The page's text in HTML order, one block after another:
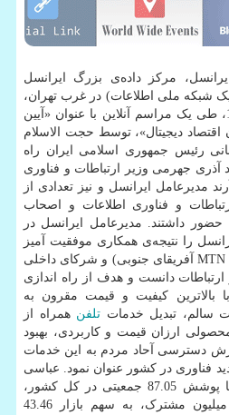
مرکز داده‌ی بزرگ ایرانسل
شبکه ملی اطلاعات) در غرب تهران،
بامداد پنجشنبه، 8 خرداد 1399، طی یک مراسم آنلاین با عنوان «آیین
اقتصاد دیجیتال»، توسط حجت الاسلام
رئیس جمهوری اسلامی ایران راه
جهرمی وزیر ارتباطات و فناوری
مدیرعامل ایرانسل و نیز تعدادی از
و فناوری اطلاعات و اصحاب
حضور داشتند. مدیرعامل ایرانسل در
را نتیجه‌ی همکاری موفقیت آمیز
سرمایه گذار خارجی (شرکت MTN آفریقای جنوبی) و شرکای داخلی
دانست و هدف از راه اندازی
بالاترین کیفیت و قیمت مقرون به
سالم، تبدیل خدمات تلفن همراه از
ارزان قیمت و کاربردی، بهبود
دسترسی آحاد مردم به این خدمات
فناوری در کشور عنوان نمود. عباسی
آرند اظهار داشت: ایرانسل با پوشش 87.05 جمعیتی در کل کشور،
همچون 17644 روستا و 51 میلیون مشترک، به سهم بازار 43.46